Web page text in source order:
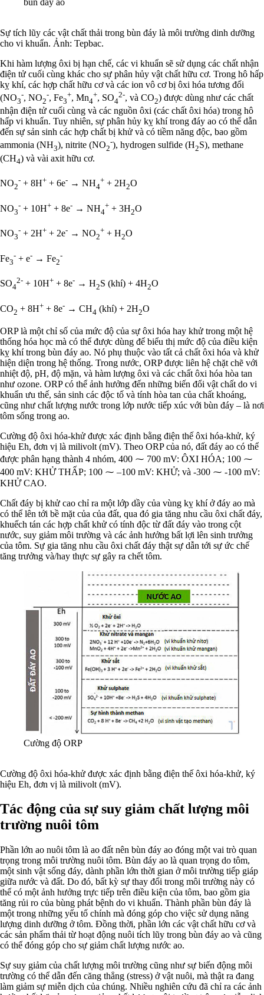
Sự tích lũy các vật chất thải trong bùn đáy là môi trường dinh dưỡng
cho vi khuẩn. Ảnh: Tepbac.
Khi hàm lượng ôxi bị hạn chế, các vi khuẩn sẽ sử dụng các chất nhận
điện tử cuối cùng khác cho sự phân hủy vật chất hữu cơ. Trong hô hấp
kỵ khí, các hợp chất hữu cơ và các ion vô cơ bị ôxi hóa tương đối
(NO3
-, NO2
-, Fe3
+, Mn4
+, SO4
2-, và CO2) được dùng như các chất
nhận điện tử cuối cùng và các nguồn ôxi (các chất ôxi hóa) trong hô
hấp vi khuẩn. Tuy nhiên, sự phân hủy kỵ khí trong đáy ao có thể dẫn
đến sự sản sinh các hợp chất bị khử và có tiềm năng độc, bao gồm
ammonia (NH3), nitrite (NO2
-), hydrogen sulfide (H2S), methane
(CH4) và vài axit hữu cơ.
NO2
- + 8H+ + 6e- → NH4
+ + 2H2O
NO3
- + 10H+ + 8e- → NH4
+ + 3H2O
NO3
- + 2H+ + 2e- → NO2
+ + H2O
Fe3
- + e- → Fe2
-
SO4
2- + 10H+ + 8e- → H2S (khí) + 4H2O
CO2 + 8H+ + 8e- → CH4 (khí) + 2H2O
ORP là một chỉ số của mức độ của sự ôxi hóa hay khử trong một hệ
thống hóa học mà có thể được dùng để biểu thị mức độ của điều kiện
kỵ khí trong bùn đáy ao. Nó phụ thuộc vào tất cả chất ôxi hóa và khử
hiện diện trong hệ thống. Trong nước, ORP được liên hệ chặt chẽ với
nhiệt độ, pH, độ mặn, và hàm lượng ôxi và các chất ôxi hóa hòa tan
như ozone. ORP có thể ảnh hưởng đến những biến đổi vật chất do vi
khuẩn ưu thế, sản sinh các độc tố và tính hòa tan của chất khoáng,
cũng như chất lượng nước trong lớp nước tiếp xúc với bùn đáy – là nơi
tôm sống trong ao.
Cường độ ôxi hóa-khử được xác định bằng điện thế ôxi hóa-khử, ký
hiệu Eh, đơn vị là milivolt (mV). Theo ORP của nó, đất đáy ao có thể
được phân hạng thành 4 nhóm, 400 ⁓ 700 mV: ÔXI HÓA; 100 ⁓
400 mV: KHỬ THẤP; 100 ⁓ –100 mV: KHỬ; và -300 ⁓ -100 mV:
KHỬ CAO.
Chất đáy bị khử cao chỉ ra một lớp dầy của vùng kỵ khí ở đáy ao mà
có thể lên tới bề mặt của của đất, qua đó gia tăng nhu cầu ôxi chất đáy,
khuếch tán các hợp chất khử có tính độc từ đất đáy vào trong cột
nước, suy giảm môi trường và các ảnh hưởng bất lợi lên sinh trưởng
của tôm. Sự gia tăng nhu cầu ôxi chất đáy thật sự dẫn tới sự ức chế
tăng trưởng và/hay thực sự gây ra chết tôm.
Cường độ ORP
Cường độ ôxi hóa-khử được xác định bằng điện thế ôxi hóa-khử, ký
hiệu Eh, đơn vị là milivolt (mV).
Tác động của sự suy giảm chất lượng môi
trường nuôi tôm
Phần lớn ao nuôi tôm là ao đất nên bùn đáy ao đóng một vai trò quan
trọng trong môi trường nuôi tôm. Bùn đáy ao là quan trọng do tôm,
một sinh vật sống đáy, dành phần lớn thời gian ở môi trường tiếp giáp
giữa nước và đất. Do đó, bất kỳ sự thay đổi trong môi trường này có
thể có một ảnh hưởng trực tiếp trên điều kiện của tôm, bao gồm gia
tăng rủi ro của bùng phát bệnh do vi khuẩn. Thành phần bùn đáy là
một trong những yếu tố chính mà đóng góp cho việc sử dụng năng
lượng dinh dưỡng ở tôm. Đồng thời, phần lớn các vật chất hữu cơ và
các sản phẩm thải từ hoạt động nuôi tích lũy trong bùn đáy ao và cũng
có thể đóng góp cho sự giảm chất lượng nước ao.
Sự suy giảm của chất lượng môi trường cũng như sự biến động môi
trường có thể dẫn đến căng thẳng (stress) ở vật nuôi, mà thật ra đang
làm giảm sự miễn dịch của chúng. Nhiều nghiên cứu đã chỉ ra các ảnh